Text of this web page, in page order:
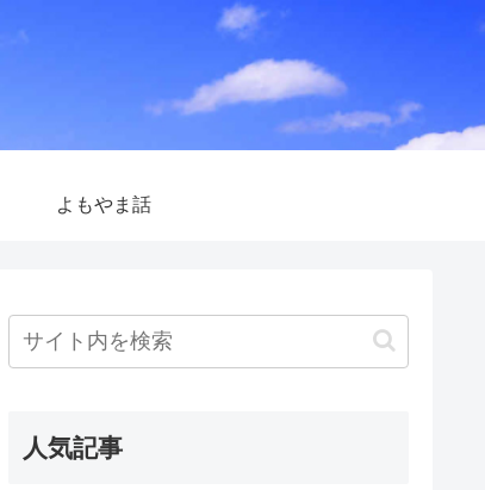
よもやま話
人気記事